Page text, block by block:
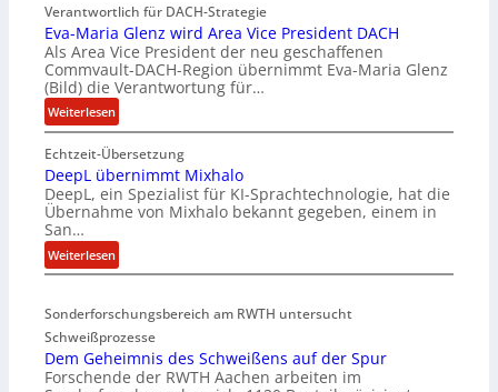
Verantwortlich für DACH-Strategie
Eva-Maria Glenz wird Area Vice President DACH
Als Area Vice President der neu geschaffenen
Commvault-DACH-Region übernimmt Eva-Maria Glenz
(Bild) die Verantwortung für…
Weiterlesen:
E
v
a
-
M
a
r
i
G
l
e
n
Echtzeit-Übersetzung
DeepL übernimmt Mixhalo
DeepL, ein Spezialist für KI-Sprachtechnologie, hat die
Übernahme von Mixhalo bekannt gegeben, einem in
San…
Weiterlesen:
D
e
p
L
ü
Sonderforschungsbereich am RWTH untersucht
Schweißprozesse
Dem Geheimnis des Schweißens auf der Spur
Forschende der RWTH Aachen arbeiten im